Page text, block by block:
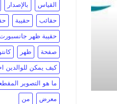
القياس بالإصدار
حقائب حقيبة
حقيبة ظهر
صفحة ظهر
كيف يمكن للوالدين
ما هو التصوير
معرض من